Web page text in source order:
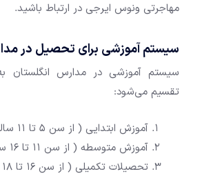
مهاجرتی ونوس ایرجی در ارتباط باشید.
سیستم آموزشی برای تحصیل در
سیستم آموزشی در مدارس انگلستان
تقسیم می‌شود:
آموزش ابتدایی ( از سن 5 تا 11 سالگی)
آموزش متوسطه ( از سن 11 تا 16 سالگی)
تحصیلات تکمیلی ( از سن 16 تا 18 سالگی)